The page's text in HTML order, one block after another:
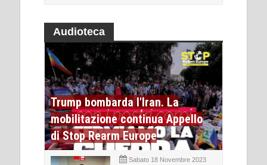
Audioteca
Trump bombarda l'Iran. La
mobilitazione continua Appello
di Stop Rearm Europe
Sabato 18 Novembre 2023